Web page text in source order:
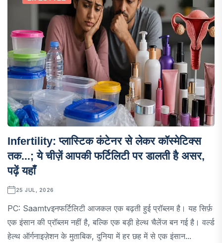
Infertility: प्लास्टिक कंटेनर से लेकर कॉस्मेटिक्स
तक...; ये चीज़ें आपकी फर्टिलिटी पर डालती है असर,
पढ़ें यहाँ
25 JUL, 2026
PC: Saamtvइनफर्टिलिटी आजकल एक बढ़ती हुई प्रॉब्लम है। यह सिर्फ़
एक इंसान की प्रॉब्लम नहीं है, बल्कि एक बड़ी हेल्थ चैलेंज बन गई है। वर्ल्ड
हेल्थ ऑर्गनाइज़ेशन के मुताबिक, दुनिया में हर छह में से एक इंसान...